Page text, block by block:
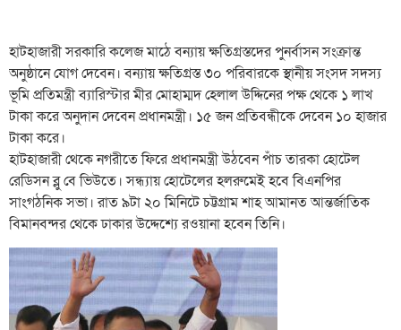
হাটহাজারী সরকারি কলেজ মাঠে বন্যায় ক্ষতিগ্রস্তদের পুনর্বাসন সংক্রান্ত
অনুষ্ঠানে যোগ দেবেন। বন্যায় ক্ষতিগ্রস্ত ৩০ পরিবারকে স্থানীয় সংসদ সদস্য
ভূমি প্রতিমন্ত্রী ব্যারিস্টার মীর মোহাম্মদ হেলাল উদ্দিনের পক্ষ থেকে ১ লাখ
টাকা করে অনুদান দেবেন প্রধানমন্ত্রী। ১৫ জন প্রতিবন্ধীকে দেবেন ১০ হাজার
টাকা করে।
হাটহাজারী থেকে নগরীতে ফিরে প্রধানমন্ত্রী উঠবেন পাঁচ তারকা হোটেল
রেডিসন ব্লু বে ভিউতে। সন্ধ্যায় হোটেলের হলরুমেই হবে বিএনপির
সাংগঠনিক সভা। রাত ৯টা ২০ মিনিটে চট্টগ্রাম শাহ আমানত আন্তর্জাতিক
বিমানবন্দর থেকে ঢাকার উদ্দেশ্যে রওয়ানা হবেন তিনি।